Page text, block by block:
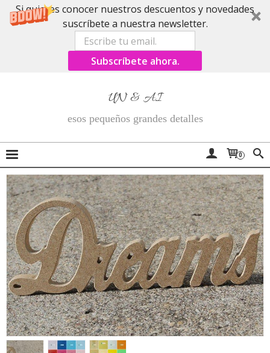
Si quieres conocer nuestros descuentos y novedades
suscríbete a nuestra newsletter.
Subscríbete ahora.
UN & AI
esos pequeños grandes detalles
0